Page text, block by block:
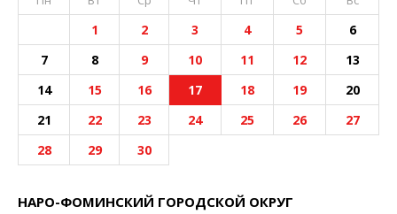
1 2 3 4 5
6
7
8 9 10 11 12
13
14
15 16 17 18 19
20
21
22 23 24 25 26
27
28
29 30
НАРО-ФОМИНСКИЙ ГОРОДСКОЙ ОКРУГ